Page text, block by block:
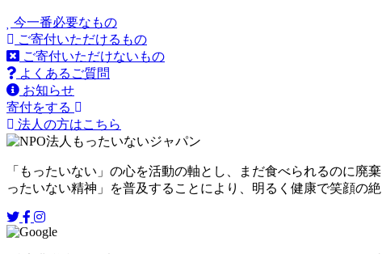
今一番必要なもの
ご寄付いただけるもの
ご寄付いただけないもの
よくあるご質問
お知らせ
寄付をする
法人の方はこちら
「もったいない」の心を活動の軸とし、まだ食べられるのに
ったいない精神」を普及することにより、明るく健康で笑顔の